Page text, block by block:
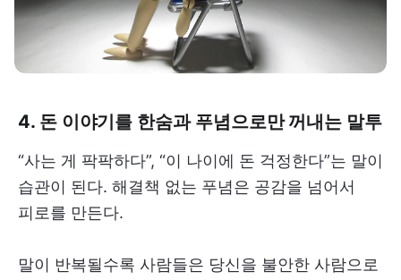
4. 돈 이야기를 한숨과 푸념으로만 꺼내는 말투
“사는 게 팍팍하다”, “이 나이에 돈 걱정한다”는 말이
습관이 된다. 해결책 없는 푸념은 공감을 넘어서
피로를 만든다.
말이 반복될수록 사람들은 당신을 불안한 사람으로